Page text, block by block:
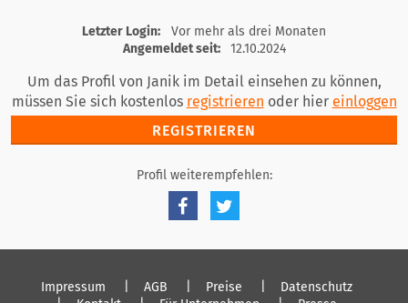
registrieren
einloggen
Letzter Login:
Vor mehr als drei Monaten
Angemeldet seit:
12.10.2024
Um das Profil von Janik im Detail einsehen zu können,
müssen Sie sich kostenlos registrieren oder hier einloggen
REGISTRIEREN
Profil weiterempfehlen:
Impressum AGB Preise
Datenschutz